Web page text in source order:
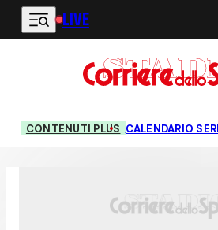
Vai al contenuto principale
LIVE
CONTENUTI PLUS CALENDARIO